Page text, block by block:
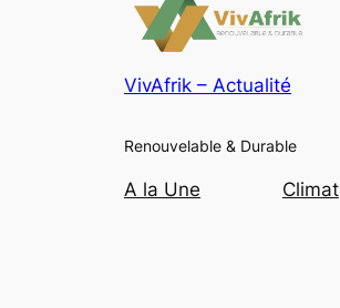
VivAfrik – Actualité
Renouvelable & Durable
A la Une Climat